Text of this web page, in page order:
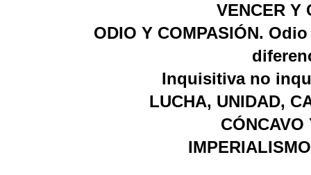
VENCER Y
ODIO Y COMPASIÓN.
Inquisitiva no
LUCHA, UNIDAD,
CÓNCAVO